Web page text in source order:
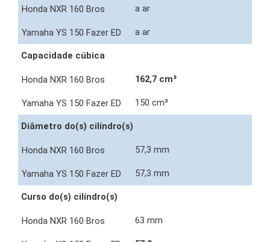
a ar
a ar
Capacidade cúbica
162,7 cm³
150 cm³
Diâmetro do(s) cilíndro(s)
57,3 mm
57,3 mm
Curso do(s) cilíndro(s)
63 mm